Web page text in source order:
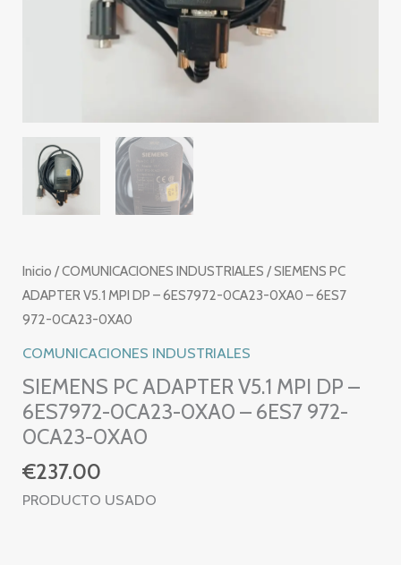
Inicio /COMUNICACIONES INDUSTRIALES / SIEMENS PC
ADAPTER V5.1 MPI DP – 6ES7972-0CA23-0XA0 – 6ES7
972-0CA23-0XA0
COMUNICACIONES INDUSTRIALES
SIEMENS PC ADAPTER V5.1 MPI DP –
6ES7972-0CA23-0XA0 – 6ES7 972-
0CA23-0XA0
€237.00
PRODUCTO USADO